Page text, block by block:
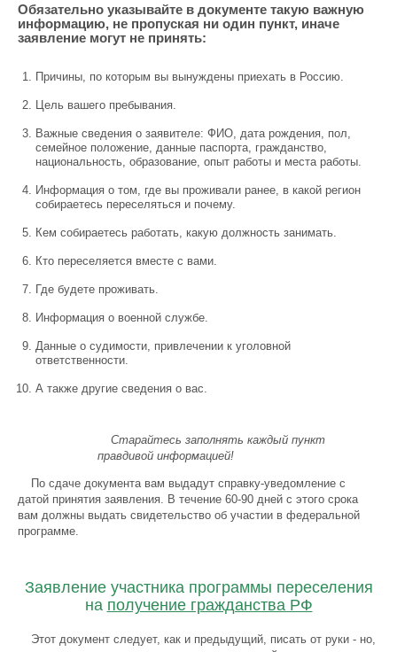
Обязательно указывайте в документе такую важную
информацию, не пропуская ни один пункт, иначе
заявление могут не принять:
Причины, по которым вы вынуждены приехать в Россию.
Цель вашего пребывания.
Важные сведения о заявителе: ФИО, дата рождения, пол,
семейное положение, данные паспорта, гражданство,
национальность, образование, опыт работы и места работы.
Информация о том, где вы проживали ранее, в какой регион
собираетесь переселяться и почему.
Кем собираетесь работать, какую должность занимать.
Кто переселяется вместе с вами.
Где будете проживать.
Информация о военной службе.
Данные о судимости, привлечении к уголовной
ответственности.
А также другие сведения о вас.
Старайтесь заполнять каждый пункт
правдивой информацией!
По сдаче документа вам выдадут справку-уведомление с
датой принятия заявления. В течение 60-90 дней с этого срока
вам должны выдать свидетельство об участии в федеральной
программе.
Заявление участника программы переселения
на получение гражданства РФ
Этот документ следует, как и предыдущий, писать от руки - но,